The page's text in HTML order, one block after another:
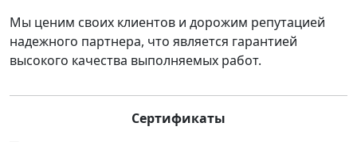
Мы ценим своих клиентов и дорожим репутацией
надежного партнера, что является гарантией
высокого качества выполняемых работ.
Сертификаты